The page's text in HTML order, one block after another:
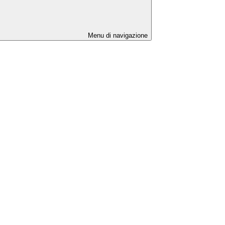
Menu di navigazione